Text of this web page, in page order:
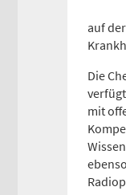
auf
Die
mit